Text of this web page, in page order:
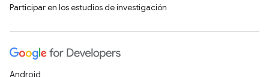
Participar en los estudios de investigación
Android